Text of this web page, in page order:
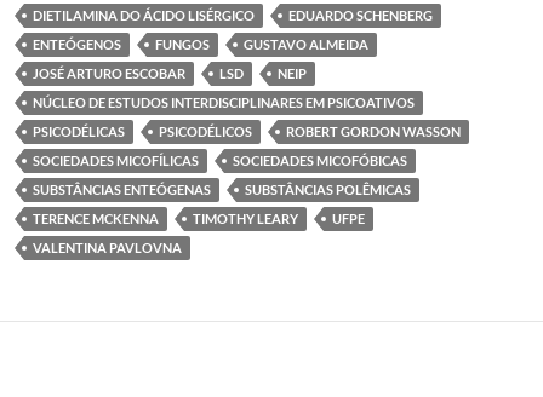
DIETILAMINA DO ÁCIDO LISÉRGICO
EDUARDO SCHENBERG
ENTEÓGENOS
FUNGOS
GUSTAVO ALMEIDA
JOSÉ ARTURO ESCOBAR
LSD
NEIP
NÚCLEO DE ESTUDOS INTERDISCIPLINARES EM PSICOATIVOS
PSICODÉLICAS
PSICODÉLICOS
ROBERT GORDON WASSON
SOCIEDADES MICOFÍLICAS
SOCIEDADES MICOFÓBICAS
SUBSTÂNCIAS ENTEÓGENAS
SUBSTÂNCIAS POLÊMICAS
TERENCE MCKENNA
TIMOTHY LEARY
UFPE
VALENTINA PAVLOVNA